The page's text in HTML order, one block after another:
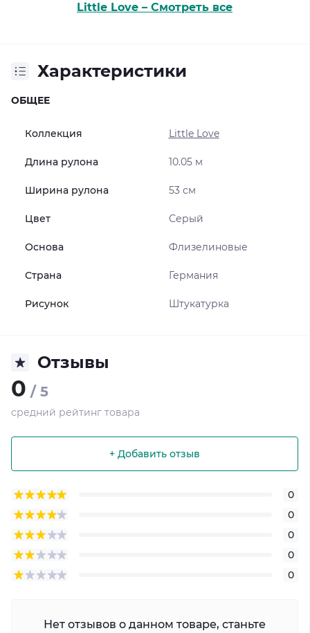
Little Love – Смотреть все
Характеристики
ОБЩЕЕ
Коллекция Little Love
Длина рулона 10.05 м
Ширина рулона 53 см
Цвет Серый
Основа Флизелиновые
Страна Германия
Рисунок Штукатурка
Отзывы
0 / 5
средний рейтинг товара
+ Добавить отзыв
0
0
0
0
0
Нет отзывов о данном товаре, станьте